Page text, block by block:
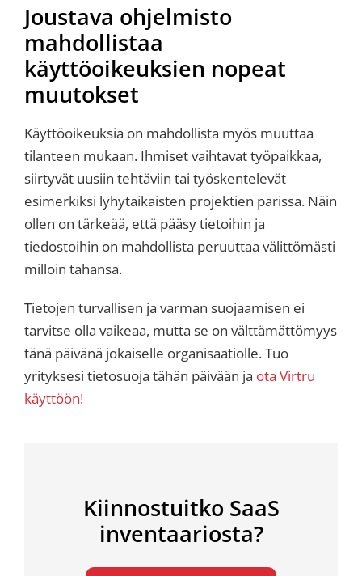
Joustava ohjelmisto
mahdollistaa
käyttöoikeuksien nopeat
muutokset
Käyttöoikeuksia on mahdollista myös muuttaa
tilanteen mukaan. Ihmiset vaihtavat työpaikkaa,
siirtyvät uusiin tehtäviin tai työskentelevät
esimerkiksi lyhytaikaisten projektien parissa. Näin
ollen on tärkeää, että pääsy tietoihin ja
tiedostoihin on mahdollista peruuttaa välittömästi
milloin tahansa.
Tietojen turvallisen ja varman suojaamisen ei
tarvitse olla vaikeaa, mutta se on välttämättömyys
tänä päivänä jokaiselle organisaatiolle. Tuo
yrityksesi tietosuoja tähän päivään ja ota Virtru
käyttöön!
Kiinnostuitko SaaS
inventaariosta?